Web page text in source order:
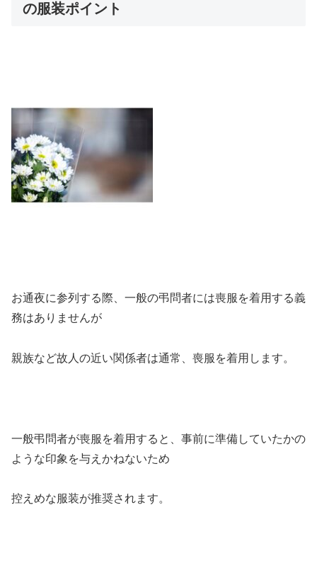
の服装ポイント
お通夜に参列する際、一般の弔問者には喪服を着用する義
務はありませんが
親族など故人の近い関係者は通常、喪服を着用します。
一般弔問者が喪服を着用すると、事前に準備していたかの
ような印象を与えかねないため
控えめな服装が推奨されます。